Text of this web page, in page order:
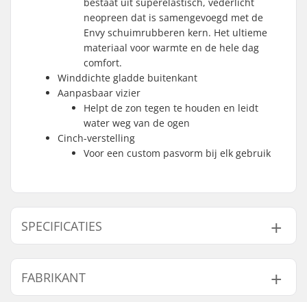
neopreen dat is samengevoegd met de
Envy schuimrubberen kern. Het ultieme
materiaal voor warmte en de hele dag
comfort.
Winddichte gladde buitenkant
Aanpasbaar vizier
Helpt de zon tegen te houden en leidt
water weg van de ogen
Cinch-verstelling
Voor een custom pasvorm bij elk gebruik
SPECIFICATIES
Activity:
Wakeboarding,
Windsurfen, SUP
FABRIKANT